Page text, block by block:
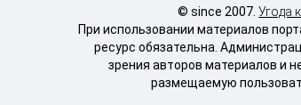
© since 2007.Угода
При использовании материалов
ресурс обязательна.
зрения авторов материалов и
размещаемую